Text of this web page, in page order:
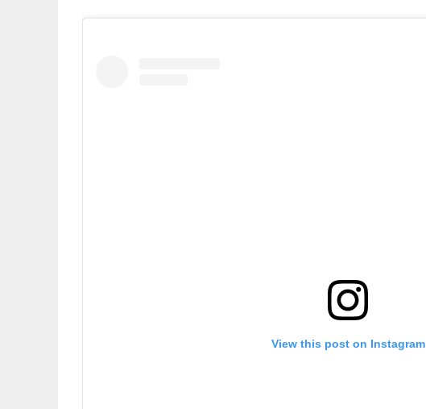
View this post on Instagram